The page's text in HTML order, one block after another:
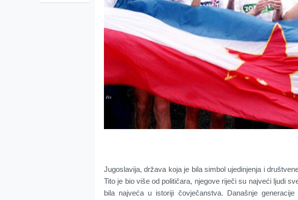
Jugoslavija, država koja je bila simbol ujedinjenja i
Tito je bio više od političara, njegove riječi su najveći ljudi
bila najveća u istoriji čovječanstva. Današnje